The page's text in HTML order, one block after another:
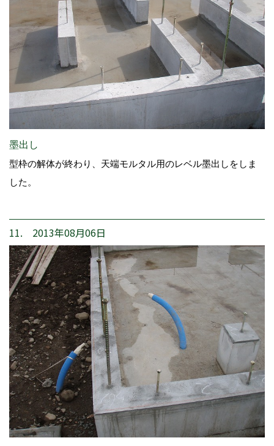
墨出し
型枠の解体が終わり、天端モルタル用のレベル墨出しをしま
した。
11. 2013年08月06日